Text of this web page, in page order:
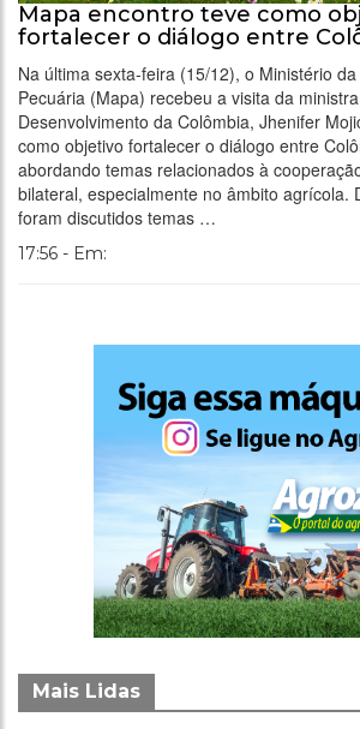
Mapa encontro teve como
fortalecer o diálogo entre
Na última sexta-feira (15/12), o Ministério
Pecuária (Mapa) recebeu a visita da
Desenvolvimento da Colômbia, Jhenifer
como objetivo fortalecer o diálogo entre
abordando temas relacionados à
bilateral, especialmente no âmbito agrícola.
foram discutidos temas …
17:56 - Em:
Mais Lidas